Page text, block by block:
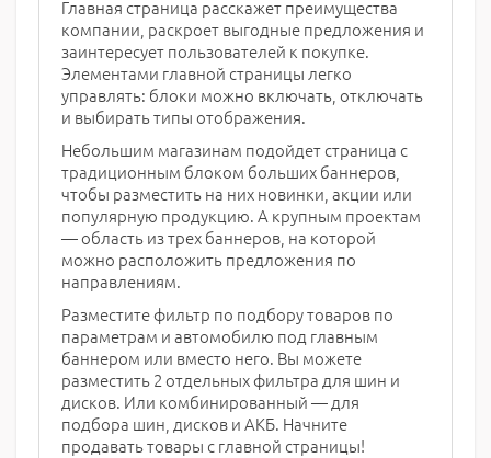
Главная страница расскажет преимущества
компании, раскроет выгодные предложения и
заинтересует пользователей к покупке.
Элементами главной страницы легко
управлять: блоки можно включать, отключать
и выбирать типы отображения.
Небольшим магазинам подойдет страница с
традиционным блоком больших баннеров,
чтобы разместить на них новинки, акции или
популярную продукцию. А крупным проектам
— область из трех баннеров, на которой
можно расположить предложения по
направлениям.
Разместите фильтр по подбору товаров по
параметрам и автомобилю под главным
баннером или вместо него. Вы можете
разместить 2 отдельных фильтра для шин и
дисков. Или комбинированный — для
подбора шин, дисков и АКБ. Начните
продавать товары с главной страницы!